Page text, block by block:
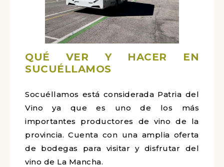
QUÉ VER Y HACER EN
SUCUÉLLAMOS
Socuéllamos está considerada Patria del
Vino ya que es uno de los más
importantes productores de vino de la
provincia. Cuenta con una amplia oferta
de bodegas para visitar y disfrutar del
vino de La Mancha.